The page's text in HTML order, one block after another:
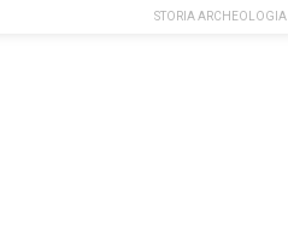
STORIA ARCHEOLOGIA